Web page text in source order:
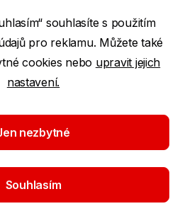
stránek
souhlasíte s použitím
pro reklamu. Můžete také
cookies nebo upravit jejich
nastavení.
nezbytné
Souhlasím